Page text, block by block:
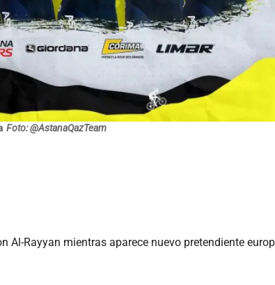
Foto: @AstanaQazTeam
Al-Rayyan mientras aparece nuevo pretendiente